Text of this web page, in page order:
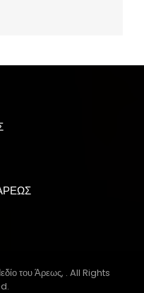
του Άρεως, . All Rights